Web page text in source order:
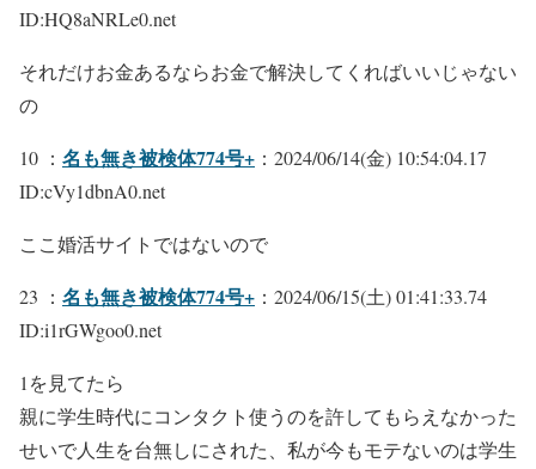
ID:HQ8aNRLe0.net
それだけお金あるならお金で解決してくればいいじゃない
の
10 ： 名も無き被検体774号+ ：2024/06/14(金) 10:54:04.17
ID:cVy1dbnA0.net
ここ婚活サイトではないので
23 ： 名も無き被検体774号+ ：2024/06/15(土) 01:41:33.74
ID:i1rGWgoo0.net
1を見てたら
親に学生時代にコンタクト使うのを許してもらえなかった
せいで人生を台無しにされた、私が今もモテないのは学生